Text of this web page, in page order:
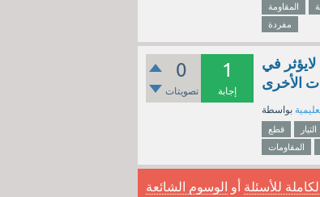
المقاومة
مفردة
0
تصويتات
1
إجابة
في
الأخرى
قطع التيار
المقاومات
للأسئلة أو الوسوم الشائعة